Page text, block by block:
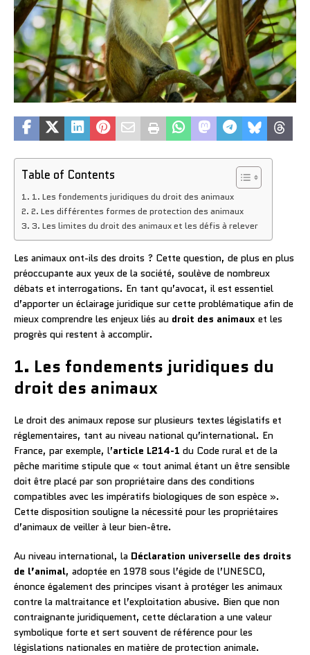
Table of Contents
1. Les fondements juridiques du droit des animaux
2. Les différentes formes de protection des animaux
3. Les limites du droit des animaux et les défis à relever
Les animaux ont-ils des droits ? Cette question, de plus en plus
préoccupante aux yeux de la société, soulève de nombreux
débats et interrogations. En tant qu’avocat, il est essentiel
d’apporter un éclairage juridique sur cette problématique afin de
mieux comprendre les enjeux liés au droit des animaux et les
progrès qui restent à accomplir.
1. Les fondements juridiques du
droit des animaux
Le droit des animaux repose sur plusieurs textes législatifs et
réglementaires, tant au niveau national qu’international. En
France, par exemple, l’article L214-1 du Code rural et de la
pêche maritime stipule que « tout animal étant un être sensible
doit être placé par son propriétaire dans des conditions
compatibles avec les impératifs biologiques de son espèce ».
Cette disposition souligne la nécessité pour les propriétaires
d’animaux de veiller à leur bien-être.
Au niveau international, la Déclaration universelle des droits
de l’animal, adoptée en 1978 sous l’égide de l’UNESCO,
énonce également des principes visant à protéger les animaux
contre la maltraitance et l’exploitation abusive. Bien que non
contraignante juridiquement, cette déclaration a une valeur
symbolique forte et sert souvent de référence pour les
législations nationales en matière de protection animale.